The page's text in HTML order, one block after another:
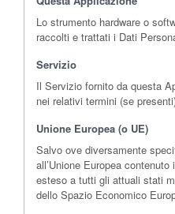
Lo strumento hardware o
raccolti e trattati i Dati
Servizio
Il Servizio fornito da questa
nei relativi termini (se
Unione Europea (o UE)
Salvo ove diversamente
all’Unione Europea
esteso a tutti gli attuali stati
dello Spazio Economico